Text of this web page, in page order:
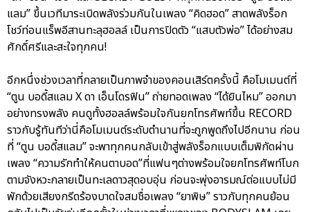
แลม” ขึ้นเวทีมาระเบิดพลังร่วมกันในเพลง “คิดฮอด” สาดพลังร็อก
โชว์ท่อนแร็พอีสานทะลุฮอลล์ เป็นการปิดตัว “แสบตัวพ่อ” ได้อย่างสม
ศักดิ์ศรีและสะใจทุกคน!
อีกหนึ่งช่วงเวลาที่กลายเป็นภาพจำของคอนเสิร์ตครั้งนี้ คือโมเมนต์ที่
“ตูน บอดี้สแลม X ดา เอ็นโดรฟิน” ถ่ายทอดเพลง “ได้ยินไหม” ออกมา
อย่างทรงพลัง คนดูทั้งฮอลล์พร้อมใจกันยกโทรศัพท์ขึ้น RECORD
ราวกับรู้ทันทีว่านี่คือโมเมนต์ระดับตำนานที่จะถูกพูดถึงไปอีกนาน ก่อน
ที่ “ตูน บอดี้สแลม” จะพาทุกคนกลับเข้าสู่พลังร็อกแบบเต็มพิกัดผ่าน
เพลง “ความรักทำให้คนตาบอด”ที่แฟนๆต่างพร้อมใจยกโทรศัพท์โบก
ตามจังหวะกลายเป็นทะเลดาวสุดอบอุ่น ก่อนจะพุ่งอารมณ์ต่อแบบไม่มี
พักด้วยเสียงกรีดร้องบาดใจสมชื่อเพลง “ยาพิษ” ราวกับทุกคนย้อน